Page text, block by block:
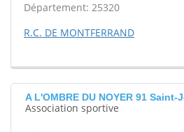
Département: 25320
R.C. DE MONTFERRAND
A L'OMBRE DU NOYER 91
Association sportive